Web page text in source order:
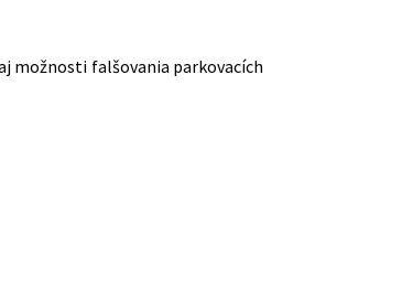
možnosti falšovania parkovacích